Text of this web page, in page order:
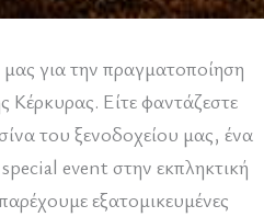
μας για την πραγματοποίηση
Κέρκυρας. Είτε φαντάζεστε
του ξενοδοχείου μας, ένα
event στην εκπληκτική
εξατομικευμένες